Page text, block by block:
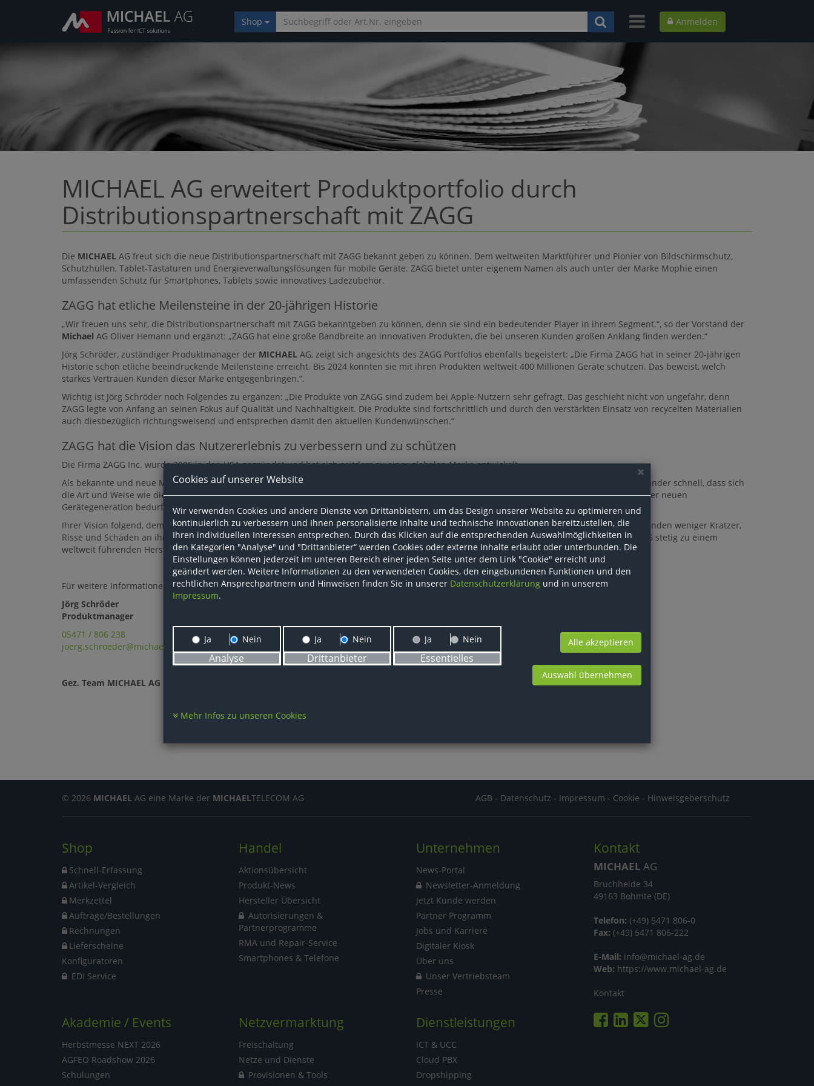
Shop Anmelden
MICHAEL AG erweitert Produktportfolio durch
Distributionspartnerschaft mit ZAGG
Die MICHAEL AG freut sich die neue Distributionspartnerschaft mit ZAGG bekannt geben zu können. Dem weltweiten Marktführer und Pionier von Bildschirmschutz,
Schutzhüllen, Tablet-Tastaturen und Energieverwaltungslösungen für mobile Geräte. ZAGG bietet unter eigenem Namen als auch unter der Marke Mophie einen
umfassenden Schutz für Smartphones, Tablets sowie innovatives Ladezubehör.
ZAGG hat etliche Meilensteine in der 20-jährigen Historie
„Wir freuen uns sehr, die Distributionspartnerschaft mit ZAGG bekanntgeben zu können, denn sie sind ein bedeutender Player in ihrem Segment.“, so der Vorstand der
Michael AG Oliver Hemann und ergänzt: „ZAGG hat eine große Bandbreite an innovativen Produkten, die bei unseren Kunden großen Anklang finden werden.“
Jörg Schröder, zuständiger Produktmanager der MICHAEL AG, zeigt sich angesichts des ZAGG Portfolios ebenfalls begeistert: „Die Firma ZAGG hat in seiner 20-jährigen
Historie schon etliche beeindruckende Meilensteine erreicht. Bis 2024 konnten sie mit ihren Produkten weltweit 400 Millionen Geräte schützen. Das beweist, welch
starkes Vertrauen Kunden dieser Marke entgegenbringen.“.
Wichtig ist Jörg Schröder noch Folgendes zu ergänzen: „Die Produkte von ZAGG sind zudem bei Apple-Nutzern sehr gefragt. Das geschieht nicht von ungefähr, denn
ZAGG legte von Anfang an seinen Fokus auf Qualität und Nachhaltigkeit. Die Produkte sind fortschrittlich und durch den verstärkten Einsatz von recycelten Materialien
auch diesbezüglich richtungsweisend und entsprechen damit den aktuellen Kundenwünschen.“
ZAGG hat die Vision das Nutzererlebnis zu verbessern und zu schützen
Die Firma ZAGG Inc. wurde 2005 in den USA gegründet und hat sich seitdem zu einer globalen Marke entwickelt.
Als bekannte und neue Marktteilnehmer begannen, eine neuartige, fortschrittliche Mobilfunk-Gerätegeneration zu etablieren, erkannten die Gründer schnell, dass sich
die Art und Weise wie die Menschen zukünftig miteinander in Kontakt treten werden gänzlich ändern wird. Aber für eine sorgenfreie Nutzung der neuen
Gerätegeneration bedurfte es eines besonderen Schutzes. Besonders hinsichtlich ihrer großen Displays.
Ihrer Vision folgend, dem Nutzer diese Sorgen zu nehmen, führten sie als erstes Unternehmen den Displayschutz für Mobilgeräte ein, sodass Kunden weniger Kratzer,
Risse und Schäden an ihren Geräten fürchten mussten. Dank dieser Innovationen und durch strategische Partnerschaften entwickelte sich ZAGG stetig zu einem
weltweit führenden Hersteller von Handyzubehör.
Für weitere Informationen kontaktieren Sie bitte:
Jörg Schröder
Produktmanager
05471 / 806 238
joerg.schroeder@michael-ag.de
Gez. Team MICHAEL AG
×
Cookies auf unserer Website
Wir verwenden Cookies und andere Dienste von Drittanbietern, um das Design unserer Website zu optimieren und
kontinuierlich zu verbessern und Ihnen personalisierte Inhalte und technische Innovationen bereitzustellen, die
Ihren individuellen Interessen entsprechen. Durch das Klicken auf die entsprechenden Auswahlmöglichkeiten in
den Kategorien "Analyse" und "Drittanbieter“ werden Cookies oder externe Inhalte erlaubt oder unterbunden. Die
Einstellungen können jederzeit im unteren Bereich einer jeden Seite unter dem Link "Cookie" erreicht und
geändert werden. Weitere Informationen zu den verwendeten Cookies, den eingebundenen Funktionen und den
rechtlichen Ansprechpartnern und Hinweisen finden Sie in unserer Datenschutzerklärungund in unserem
Impressum.
Ja Nein
Analyse
Ja Nein
Drittanbieter
Ja Nein
Essentielles
Alle akzeptieren
Auswahl übernehmen
Mehr Infos zu unseren Cookies
© 2026 MICHAEL AG eine Marke der MICHAELTELECOM AG AGB - Datenschutz - Impressum - Cookie - Hinweisgeberschutz
Shop
Schnell-Erfassung
Artikel-Vergleich
Merkzettel
Aufträge/Bestellungen
Rechnungen
Lieferscheine
Konfiguratoren
EDI Service
Handel
Aktionsübersicht
Produkt-News
Hersteller Übersicht
Autorisierungen &
Partnerprogramme
RMA und Repair-Service
Smartphones & Telefone
Unternehmen
News-Portal
Newsletter-Anmeldung
Jetzt Kunde werden
Partner Programm
Jobs und Karriere
Digitaler Kiosk
Über uns
Unser Vertriebsteam
Presse
Akademie / Events
Herbstmesse NEXT 2026
AGFEO Roadshow 2026
Schulungen
Netzvermarktung
Freischaltung
Netze und Dienste
Provisionen & Tools
Dienstleistungen
ICT & UCC
Cloud PBX
Dropshipping
Kontakt
MICHAEL AG
Bruchheide 34
49163 Bohmte (DE)
Telefon: (+49) 5471 806-0
Fax: (+49) 5471 806-222
E-Mail: info@michael-ag.de
Web: https://www.michael-ag.de
Kontakt